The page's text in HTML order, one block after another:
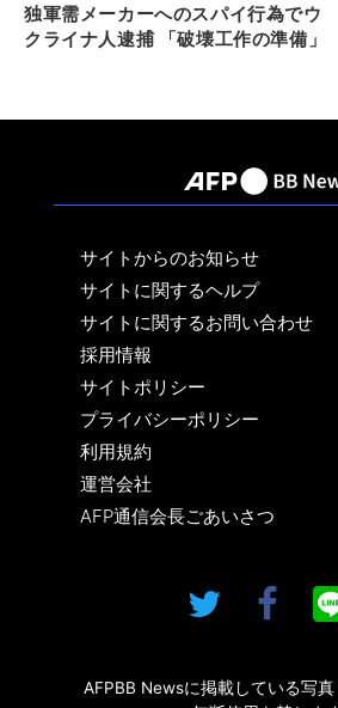
独軍需メーカーへのスパイ行為でウ
クライナ人逮捕 「破壊工作の準備」
サイトからのお知らせ
サイトに関するヘルプ
サイトに関するお問い合わせ
採用情報
サイトポリシー
プライバシーポリシー
利用規約
運営会社
AFP通信会長ごあいさつ
AFPBB Newsに掲載している写